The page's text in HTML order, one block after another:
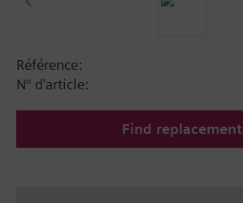
Référence:
N° d'article:
Find replacement